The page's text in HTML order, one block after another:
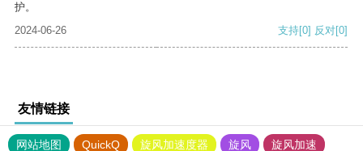
护。
2024-06-26
支持[0] 反对[0]
友情链接
网站地图 QuickQ 旋风加速度器 旋风
旋风加速